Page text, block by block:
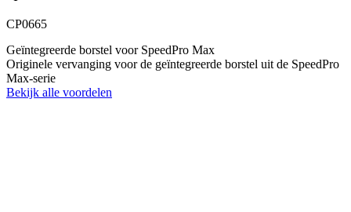
CP0665
Geïntegreerde borstel voor SpeedPro Max
Originele vervanging voor de geïntegreerde borstel uit de SpeedPro
Max-serie
Bekijk alle voordelen